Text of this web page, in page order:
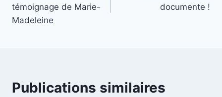
l’article
témoignage de Marie-
Madeleine
documente !
Publications similaires